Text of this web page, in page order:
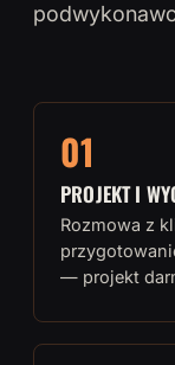
01
PROJEKT I
Rozmowa z
— projekt